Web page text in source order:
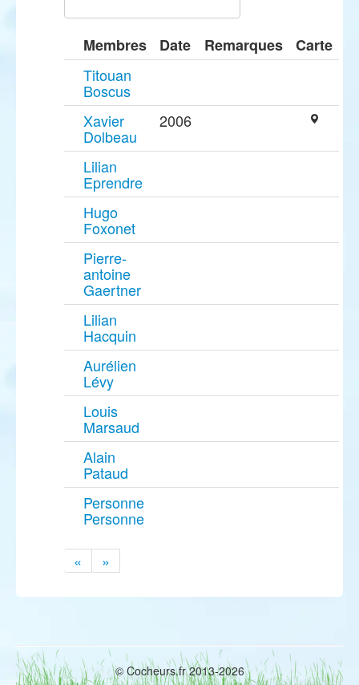
Membres Date Remarques
Carte
Titouan
Boscus
Xavier
Dolbeau
2006
Lilian
Eprendre
Hugo
Foxonet
Pierre-
antoine
Gaertner
Lilian
Hacquin
Aurélien
Lévy
Louis
Marsaud
Alain
Pataud
Personne
Personne
« »
© Cocheurs.fr 2013-2026